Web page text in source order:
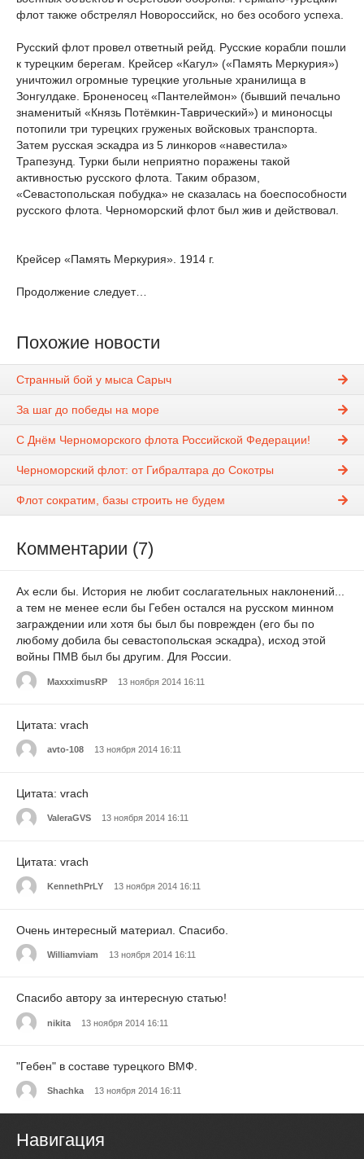
флот также обстрелял Новороссийск, но без особого успеха.
Русский флот провел ответный рейд. Русские корабли пошли
к турецким берегам. Крейсер «Кагул» («Память Меркурия»)
уничтожил огромные турецкие угольные хранилища в
Зонгулдаке. Броненосец «Пантелеймон» (бывший печально
знаменитый «Князь Потёмкин-Таврический») и миноносцы
потопили три турецких груженых войсковых транспорта.
Затем русская эскадра из 5 линкоров «навестила»
Трапезунд. Турки были неприятно поражены такой
активностью русского флота. Таким образом,
«Севастопольская побудка» не сказалась на боеспособности
русского флота. Черноморский флот был жив и действовал.
Крейсер «Память Меркурия». 1914 г.
Продолжение следует…
Похожие новости
Странный бой у мыса Сарыч
За шаг до победы на море
С Днём Черноморского флота Российской Федерации!
Черноморский флот: от Гибралтара до Сокотры
Флот сократим, базы строить не будем
Комментарии (7)
Ах если бы. История не любит сослагательных наклонений...
а тем не менее если бы Гебен остался на русском минном
заграждении или хотя бы был бы поврежден (его бы по
любому добила бы севастопольская эскадра), исход этой
войны ПМВ был бы другим. Для России.
MaxxximusRP 13 ноября 2014 16:11
Цитата: vrach
avto-108 13 ноября 2014 16:11
Цитата: vrach
ValeraGVS 13 ноября 2014 16:11
Цитата: vrach
KennethPrLY 13 ноября 2014 16:11
Очень интересный материал. Спасибо.
Williamviam 13 ноября 2014 16:11
Спасибо автору за интересную статью!
nikita 13 ноября 2014 16:11
"Гебен" в составе турецкого ВМФ.
Shachka 13 ноября 2014 16:11
Навигация